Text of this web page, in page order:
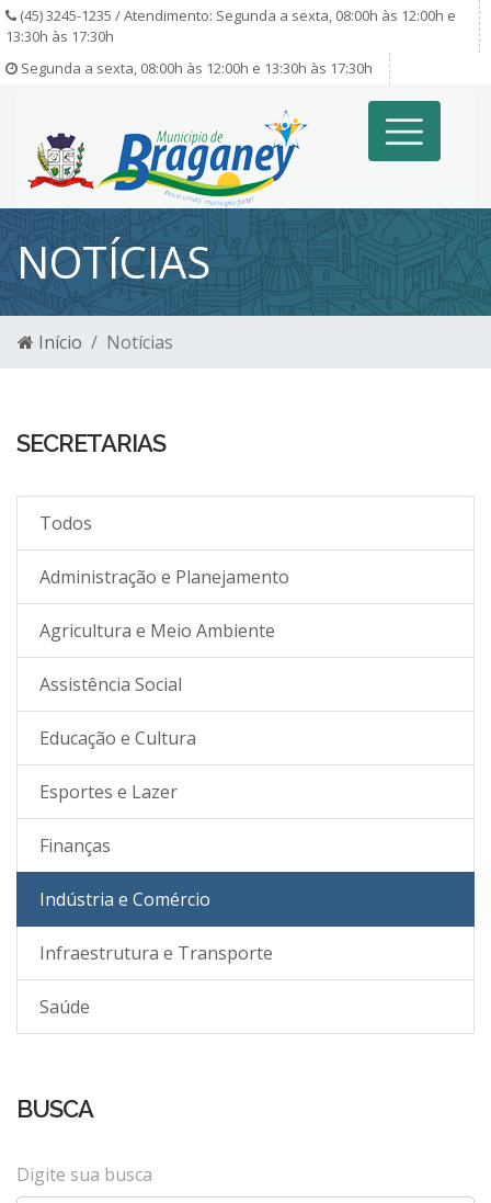
(45) 3245-1235 / Atendimento: Segunda a sexta, 08:00h às 12:00h e
13:30h às 17:30h
Segunda a sexta, 08:00h às 12:00h e 13:30h às 17:30h
NOTÍCIAS
Início Notícias
SECRETARIAS
Todos
Administração e Planejamento
Agricultura e Meio Ambiente
Assistência Social
Educação e Cultura
Esportes e Lazer
Finanças
Indústria e Comércio
Infraestrutura e Transporte
Saúde
BUSCA
Digite sua busca